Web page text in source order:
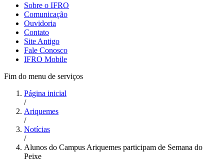
Sobre o IFRO
Comunicação
Ouvidoria
Contato
Site Antigo
Fale Conosco
IFRO Mobile
Fim do menu de serviços
Página inicial
/
Ariquemes
/
Notícias
/
Alunos do Campus Ariquemes participam de Semana do
Peixe